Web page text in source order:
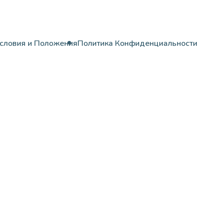
и ПоложенияПолитика Конфиденциальности